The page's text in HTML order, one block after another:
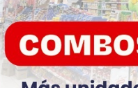
HOY OCIO DEPORTES